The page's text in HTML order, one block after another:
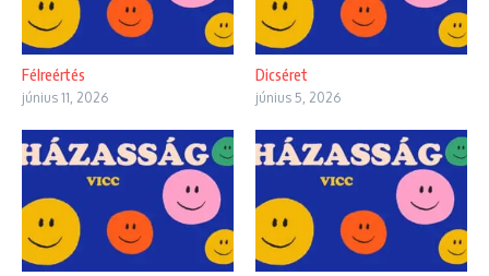
Félreértés
június 11, 2026
Dicséret
június 5, 2026